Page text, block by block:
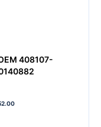
408107-